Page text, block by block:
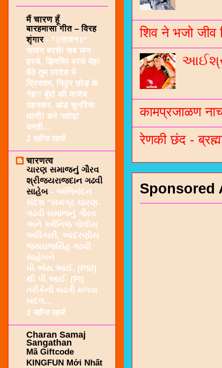
शिव ने भजो जीव
कामप्रजाळण
रेणकी छंद -
Sponsored
मैं चारण हूँ
बारहमासा गीत – विरह
शृंगार - *॥सावन॥*
सावन बरसे! सब जन
हरसे, झिरमिर बरसे मेह!
बैठे तुम परदेस में
प्रियतम, निठुर छोड़ के
नेह!! बूँदों की पाजेब
पहनकर, ओढ़ चुनरिया
धानी! करे नवोढ़ा
धरती...
1 महीना पहले
चारणत्व
ચારણ સમાજનું ગૌરવ
શ્રીજયરાજદાન ગઢવી
સાહેબ - અભિનંદન
સંદેશ "સમગ્ર ચારણ-
ગઢવી સમાજનું ગૌરવ
અને કર્મનિષ્ઠ પોલીસ
અધિકારી, આદરણીય
જયરાજસિંહ ગઢવી
સાહેબને
પી.એસ.આઈ. (PSI)
થી પી.આઈ. (PI)
તરીકેની બઢતી મળવા
બદલ...
1 महीना पहले
Charan Samaj
Sangathan
Mã Giftcode
KINGFUN Mới Nhất